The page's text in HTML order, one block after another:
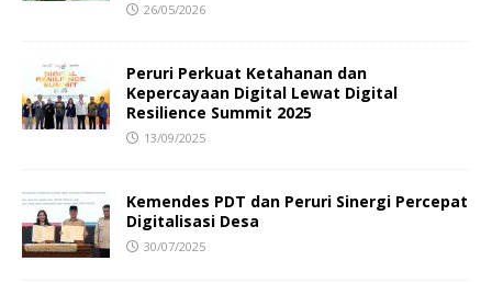
26/05/2026
Peruri Perkuat Ketahanan dan
Kepercayaan Digital Lewat Digital
Resilience Summit 2025
13/09/2025
Kemendes PDT dan Peruri Sinergi Percepat
Digitalisasi Desa
30/07/2025